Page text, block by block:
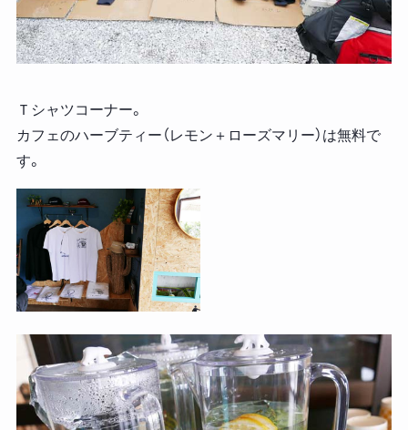
Ｔシャツコーナー。
カフェのハーブティー（レモン＋ローズマリー）は無料で
す。